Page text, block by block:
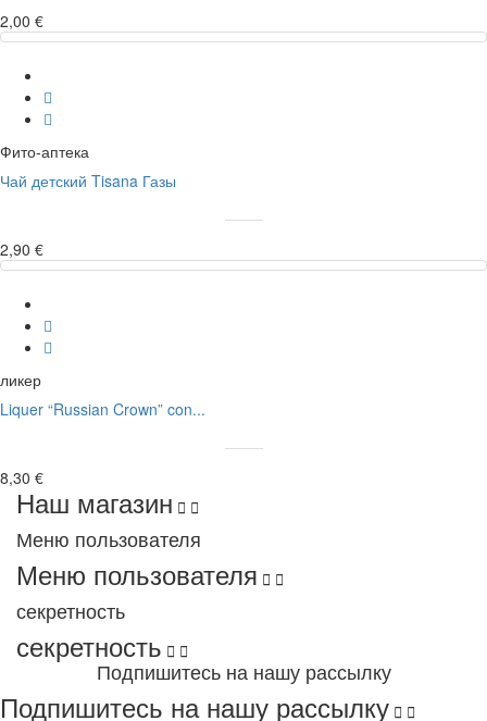
2,00 €
Фито-аптека
Чай детский Tisana Газы
2,90 €
ликер
Liquer “Russian Crown” con...
8,30 €
Наш магазин  
Меню пользователя
Меню пользователя  
секретность
секретность  
Подпишитесь на нашу рассылку
Подпишитесь на нашу рассылку  